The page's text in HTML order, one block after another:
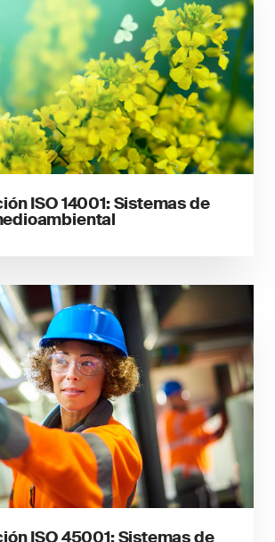
ISO 14001: Sistemas de
ISO 45001: Sistemas de